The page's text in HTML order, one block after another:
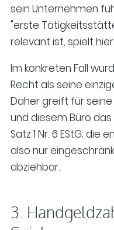
sein Unternehmen
"erste
relevant ist, spielt hier
Im konkreten Fall
Recht als seine
Daher greift für
und diesem Büro
Satz 1 Nr. 6 EStG;
also nur
abziehbar.
3.